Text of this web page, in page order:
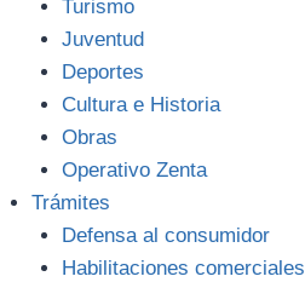
Turismo
Juventud
Deportes
Cultura e Historia
Obras
Operativo Zenta
Trámites
Defensa al consumidor
Habilitaciones comerciales